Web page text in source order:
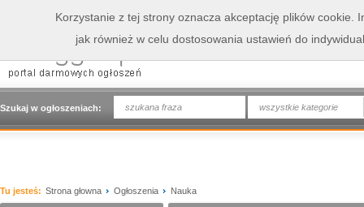
Szukaj w ogłoszeniach: wszystkie kategorie
Tu jesteś: Strona głowna Ogłoszenia Nauka
Korzystanie z tej strony oznacza akceptację plików cookie.
jak również w celu dostosowania ustawień do